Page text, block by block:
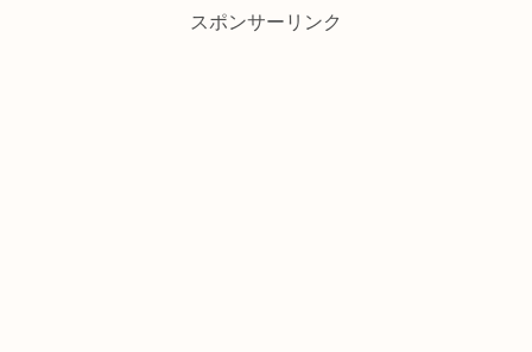
スポンサーリンク